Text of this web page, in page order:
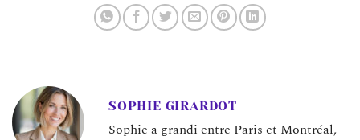
SOPHIE GIRARDOT
Sophie a grandi entre Paris et Montréal,